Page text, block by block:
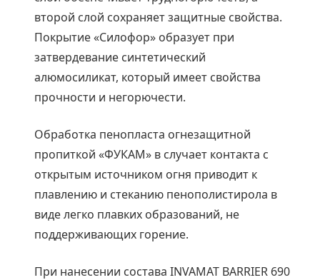
второй слой сохраняет защитные свойства.
Покрытие «Силофор» образует при
затвердевание синтетический
алюмосиликат, который имеет свойства
прочности и негорючести.
Обработка пенопласта огнезащитной
пропиткой «ФУКАМ» в случает контакта с
открытым источником огня приводит к
плавлению и стеканию пенополистирола в
виде легко плавких образований, не
поддерживающих горение.
При нанесении состава INVAMAT BARRIER 690